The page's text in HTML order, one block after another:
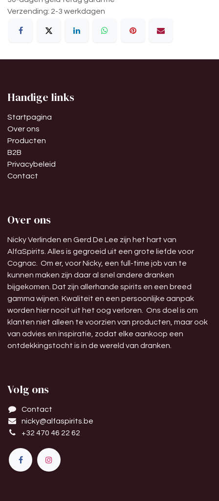
Verzending: 2-3 werkdagen
Handige links
Startpagina
Over ons
Producten
B2B
Privacybeleid
Contact
Over ons
Nicky Verlinden en Gerd De Lee zijn het hart van
AlfaSpirits. Alles is gegroeid uit een grote liefde voor
Cognac. Om er, voor Nicky, een full-time job van te
kunnen maken zijn daar al snel andere dranken
bijgekomen. Dat zijn allerhande spirits en een breed
gamma wijnen. Kwaliteit en een persoonlijke aanpak
worden hier nooit uit het oog verloren. Ons doel is om
klanten niet alleen te voorzien van producten, maar ook
van advies en inspiratie, zodat elke aankoop een
ontdekkingstocht is in de wereld van dranken.
Volg ons
Contact
nicky@alfaspirits.be
+32 470 46 22 62